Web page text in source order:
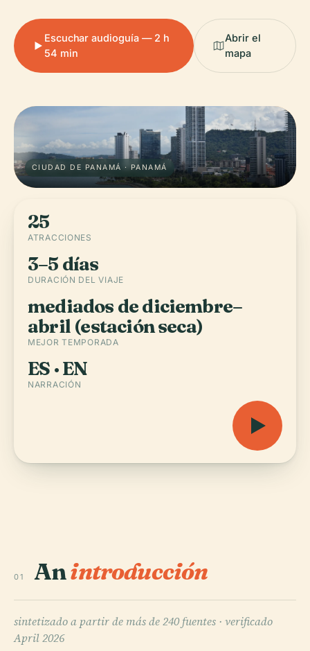
Escuchar audioguía — 2 h
54 min
Abrir el
mapa
CIUDAD DE PANAMÁ · PANAMÁ
25
ATRACCIONES
3–5 días
DURACIÓN DEL VIAJE
mediados de diciembre–
abril (estación seca)
MEJOR TEMPORADA
ES · EN
NARRACIÓN
01 Anintroducción
sintetizado a partir de más de 240 fuentes · verificado
April 2026